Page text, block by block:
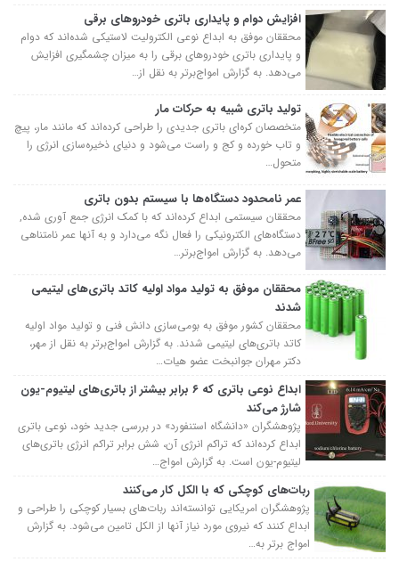
افزایش دوام و پایداری باتری خودروهای برقی
محققان موفق به ابداع نوعی الکترولیت لاستیکی شده‌اند که دوام
و پایداری باتری خودروهای برقی را به میزان چشمگیری افزایش
می‌دهد. به گزارش امواج‌برتر به نقل از…
تولید باتری شبیه به حرکات مار
متخصصان کره‌ای باتری جدیدی را طراحی کرده‌اند که مانند مار، پیچ
و تاب خورده و کج و راست می‌شود و دنیای ذخیره‌سازی انرژی را
متحول…
عمر نامحدود دستگاه‌ها با سیستم بدون باتری
محققان سیستمی ابداع کرده‌اند که با کمک انرژی جمع آوری شده,
دستگاه‌های الکترونیکی را فعال نگه می‌دارد و به آنها عمر نامتناهی
می‌دهد. به گزارش امواج‌برتر…
محققان موفق به تولید مواد اولیه کاتد باتری‌های لیتیمی
شدند
محققان کشور موفق به بومی‌سازی دانش فنی و تولید مواد اولیه
کاتد باتری‌های لیتیمی شدند. به گزارش امواج‌برتر به نقل از مهر،
دکتر مهران جوانبخت عضو هیات…
ابداع نوعی باتری‌ که ۶ برابر بیشتر از باتری‌های لیتیوم-یون
شارژ می‌کند
پژوهشگران «دانشگاه استنفورد» در بررسی جدید خود، نوعی باتری
ابداع کرده‌اند که تراکم انرژی آن، شش برابر تراکم انرژی باتری‌های
لیتیوم-یون است. به گزارش امواج…
ربات‌های کوچکی که با الکل کار می‌کنند
پژوهشگران امریکایی توانسته‌اند ربات‌های بسیار کوچکی را طراحی و
ابداع کنند که نیروی مورد نیاز آنها از الکل تامین می‌شود. به گزارش
امواج برتر به…